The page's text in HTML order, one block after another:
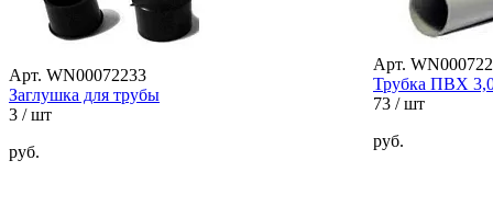
Арт. WN00072233
Заглушка для трубы
3 / шт
руб.
Арт.
Трубка ПВХ
73 / шт
руб.